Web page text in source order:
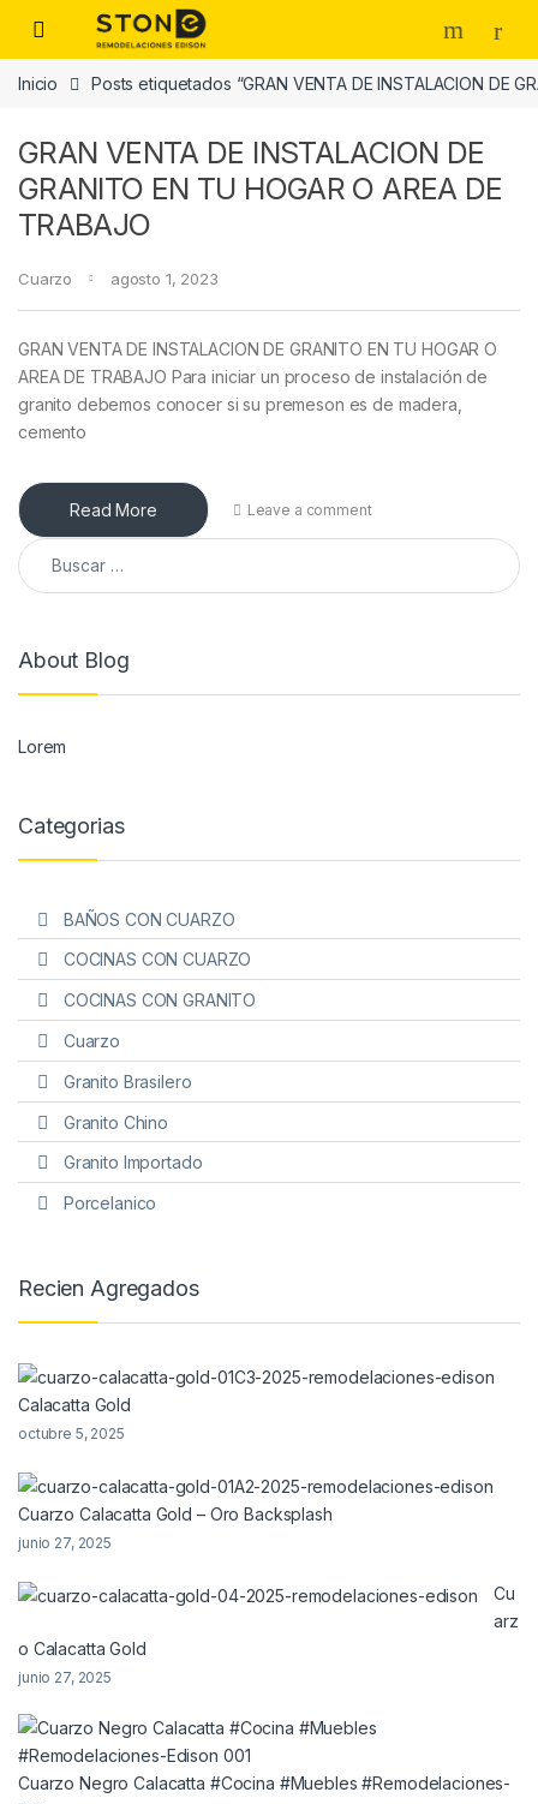
Skip to navigation
Skip to content
Inicio Posts etiquetados “GRAN VENTA DE INSTALACION DE
GRAN VENTA DE INSTALACION DE
GRANITO EN TU HOGAR O AREA DE
TRABAJO
Cuarzo agosto 1, 2023
GRAN VENTA DE INSTALACION DE GRANITO EN TU HOGAR O
AREA DE TRABAJO Para iniciar un proceso de instalación de
granito debemos conocer si su premeson es de madera,
cemento
Read More Leave a comment
Buscar:
About Blog
Lorem
Categorias
BAÑOS CON CUARZO
COCINAS CON CUARZO
COCINAS CON GRANITO
Cuarzo
Granito Brasilero
Granito Chino
Granito Importado
Porcelanico
Recien Agregados
Calacatta Gold
octubre 5, 2025
Cuarzo Calacatta Gold – Oro Backsplash
junio 27, 2025
Cu
arz
o Calacatta Gold
junio 27, 2025
Cuarzo Negro Calacatta #Cocina #Muebles #Remodelaciones-